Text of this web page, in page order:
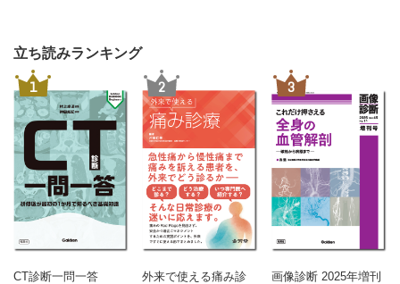
立ち読みランキング
1
CT診断一問一答
2
外来で使える痛み診
3
画像診断 2025年増刊